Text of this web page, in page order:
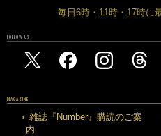
毎日6時・11時・17時に
FOLLOW US
MAGAZINE
雑誌『Number』購読のご案
内